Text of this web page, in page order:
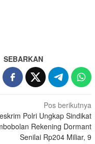
SEBARKAN
Pos berikutnya
Polri Ungkap Sindikat
Rekening Dormant
Senilai Rp204 Miliar, 9